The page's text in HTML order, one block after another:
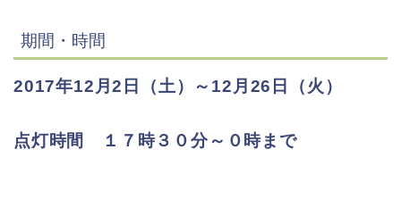
期間・時間
2017年12月2日（土）～12月26日（火）
点灯時間 １７時３０分～０時まで